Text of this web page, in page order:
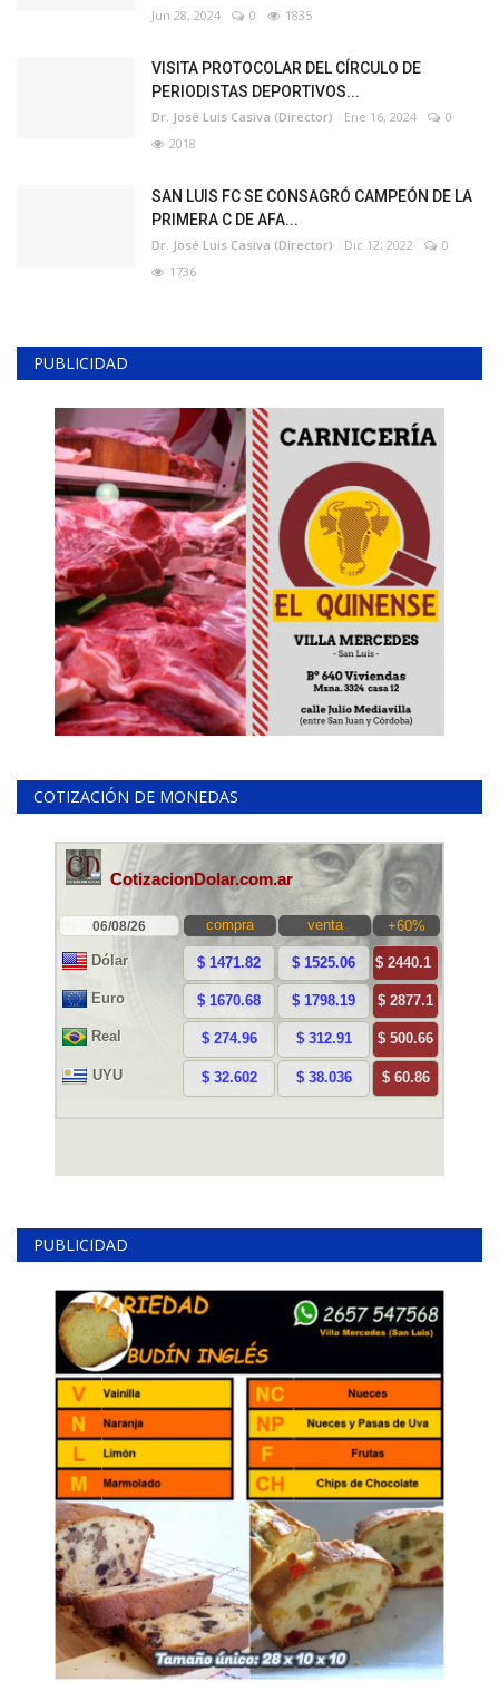
Jun 28, 2024
0 1835
VISITA PROTOCOLAR DEL CÍRCULO DE
PERIODISTAS DEPORTIVOS...
Dr. José Luis Casiva (Director) Ene 16, 2024
0
2018
SAN LUIS FC SE CONSAGRÓ CAMPEÓN DE LA
PRIMERA C DE AFA...
Dr. José Luis Casiva (Director) Dic 12, 2022
0
1736
PUBLICIDAD
COTIZACIÓN DE MONEDAS
PUBLICIDAD